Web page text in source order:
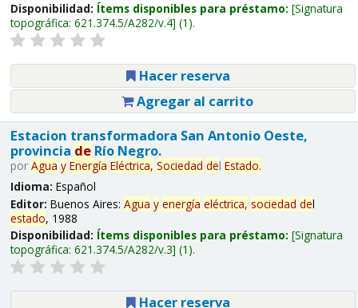
Disponibilidad: Ítems disponibles para préstamo: Signatura
topográfica: 621.374.5/A282/v.4 (1).
Hacer reserva
Agregar al carrito
Estacion transformadora San Antonio Oeste,
provincia deRío Negro.
por Agua y Energía Eléctrica, Sociedad del Estado.
Idioma: Español
Editor: Buenos Aires: Agua y energía eléctrica, sociedad del
estado, 1988
Disponibilidad: Ítems disponibles para préstamo: Signatura
topográfica: 621.374.5/A282/v.3 (1).
Hacer reserva